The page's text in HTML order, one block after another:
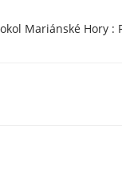
Mariánské Hory :